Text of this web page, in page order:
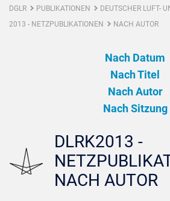
DGLR PUBLIKATIONEN
DEUTSCHER LUFT-
2013 - NETZPUBLIKATIONEN
NACH AUTOR
Nach Datum
Nach Titel
Nach Autor
Nach Sitzung
DLRK2013 -
NACH AUTOR